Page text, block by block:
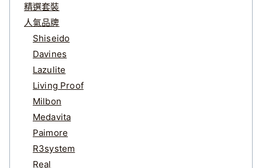
精選套裝
人氣品牌
Shiseido
Davines
Lazulite
Living Proof
Milbon
Medavita
Paimore
R3system
Real